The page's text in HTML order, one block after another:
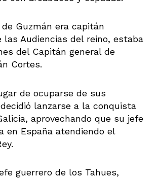
Guzmán era capitán
las Audiencias del reino, estaba
del Capitán general de
Cortes.
de ocuparse de sus
lanzarse a la conquista
aprovechando que su jefe
en España atendiendo el
guerrero de los Tahues,